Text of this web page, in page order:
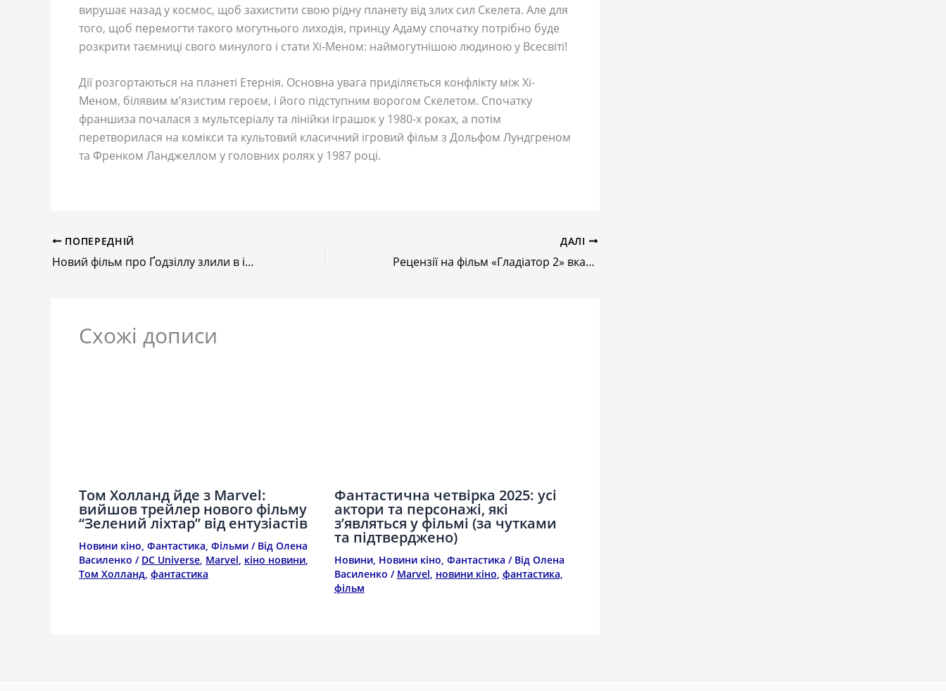
вирушає назад у космос, щоб захистити свою рідну планету від злих сил Скелета. Але для
того, щоб перемогти такого могутнього лиходія, принцу Адаму спочатку потрібно буде
розкрити таємниці свого минулого і стати Хі-Меном: наймогутнішою людиною у Всесвіті!
Дії розгортаються на планеті Етернія. Основна увага приділяється конфлікту між Хі-
Меном, білявим м’язистим героєм, і його підступним ворогом Скелетом. Спочатку
франшиза почалася з мультсеріалу та лінійки іграшок у 1980-х роках, а потім
перетворилася на комікси та культовий класичний ігровий фільм з Дольфом Лундгреном
та Френком Ланджеллом у головних ролях у 1987 році.
ПОПЕРЕДНІЙ
Новий фільм про Ґодзіллу злили в інтернет перед цифровою прем’єрою
ДАЛІ
Рецензії на фільм «Гладіатор 2» вказують на успіх Рідлі Скотта
Схожі дописи
Том Холланд йде з Marvel:
вийшов трейлер нового фільму
“Зелений ліхтар” від ентузіастів
Новини кіно, Фантастика, Фільми / Від Олена
Василенко / DC Universe, Marvel, кіно новини,
Том Холланд, фантастика
Фантастична четвірка 2025: усі
актори та персонажі, які
з’являться у фільмі (за чутками
та підтверджено)
Новини, Новини кіно, Фантастика / Від Олена
Василенко / Marvel, новини кіно, фантастика,
фільм